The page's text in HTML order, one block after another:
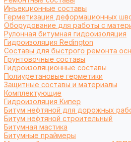
Инъекционные составы
Герметизация деформационных
Оборудование для работы с
Рулонная битумная гидроизоляция
Гидроизоляция Redington
Составы для быстрого ремонта
Грунтовочные составы
Гидроизоляционные составы
Полиуретановые герметики
Защитные составы и материалы
Комплектующие
Гидроизоляция Кипер
Битум нефтяной для дорожных
Битум нефтяной строительный
Битумная мастика
Битумные праймеры